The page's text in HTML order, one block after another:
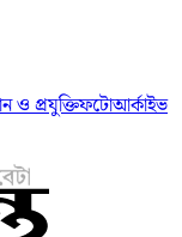
ও প্রযুক্তিফটোআর্কাইভ